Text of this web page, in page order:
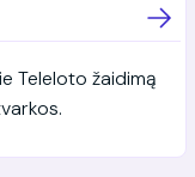
Teleloto žaidimą